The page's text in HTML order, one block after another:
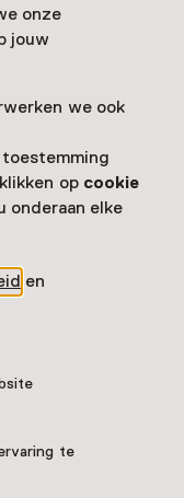
onze
jouw
we ook
op cookie
onderaan elke
en
te